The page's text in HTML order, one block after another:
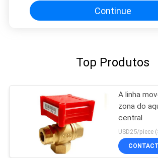
Continue
Top Produtos
A linha
zona do
central
CONTACT